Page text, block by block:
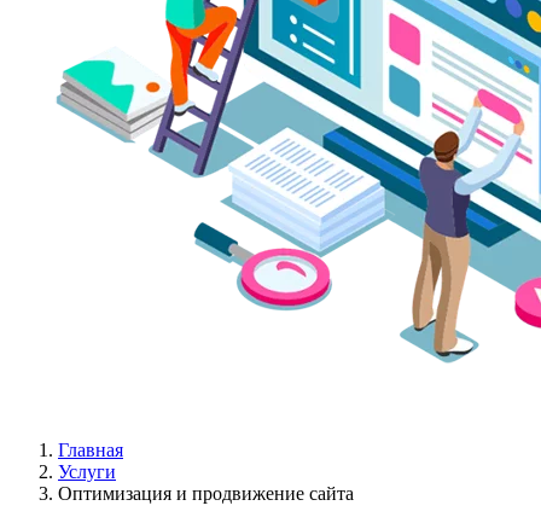
Главная
Услуги
Оптимизация и продвижение сайта